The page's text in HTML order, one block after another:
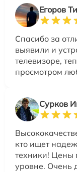
Егоров
Спасибо за
выявили и
телевизоре,
просмотром
Сурков
кто ищет
техники! Цены
уровне. Очень